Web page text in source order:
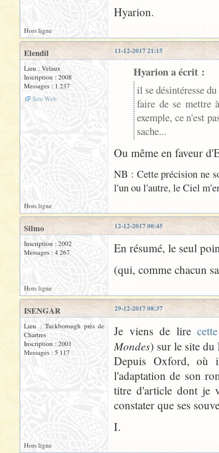
Hyarion.
Hors ligne
11-12-2017 21:15
Elendil
Lieu : Velaux
Inscription : 2008
Messages : 1 237
Site Web
Hyarion a écrit :
il se désintéresse
faire de se mettre
exemple, ce n'est
sache...
Ou même en faveur
NB : Cette précision ne
l'un ou l'autre, le Ciel
Hors ligne
12-12-2017 00:45
Silmo
Inscription : 2002
Messages : 4 267
En résumé, le seul
(qui, comme chacun
Hors ligne
29-12-2017 08:37
ISENGAR
Lieu : Tuckborough près de
Chartres
Inscription : 2001
Messages : 5 117
Je viens de lire
Mondes) sur le site
Depuis Oxford, où
l'adaptation de son
titre d'article dont je
constater que ses
I.
Hors ligne